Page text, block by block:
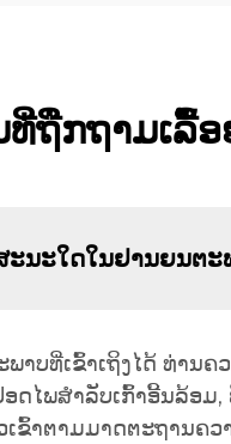
ທີ່ຖືກຖາມເລື້
ະໃດໃນຢານຍນຕະພ
າບທີ່ເຂົ້າເຖິງໄດ້ ທ່ານ
ດໄພສຳລັບເກົ້າອີ້ນລ້ອ
ເຂົ້າຕາມມາດຕະຖານຄ